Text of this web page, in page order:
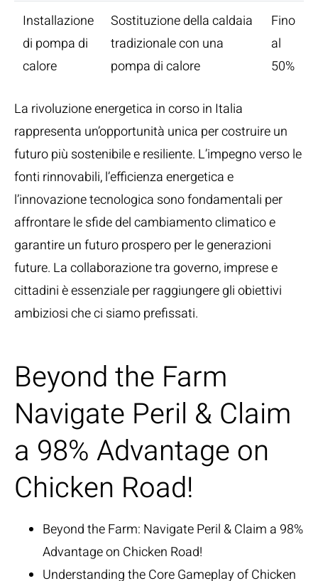
Installazione
di pompa di
calore
Sostituzione della caldaia
tradizionale con una
pompa di calore
Fino
al
50%
La rivoluzione energetica in corso in Italia
rappresenta un’opportunità unica per costruire un
futuro più sostenibile e resiliente. L’impegno verso le
fonti rinnovabili, l’efficienza energetica e
l’innovazione tecnologica sono fondamentali per
affrontare le sfide del cambiamento climatico e
garantire un futuro prospero per le generazioni
future. La collaborazione tra governo, imprese e
cittadini è essenziale per raggiungere gli obiettivi
ambiziosi che ci siamo prefissati.
Beyond the Farm
Navigate Peril & Claim
a 98% Advantage on
Chicken Road!
Beyond the Farm: Navigate Peril & Claim a 98%
Advantage on Chicken Road!
Understanding the Core Gameplay of Chicken